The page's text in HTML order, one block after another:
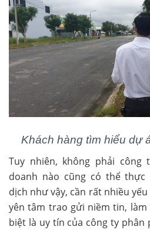
Khách hàng tìm hiểu dự
Tuy nhiên, không phải công
doanh nào cũng có thể
dịch như vậy, cần rất nhiều
yên tâm trao gửi niềm tin,
biệt là uy tín của công ty phân